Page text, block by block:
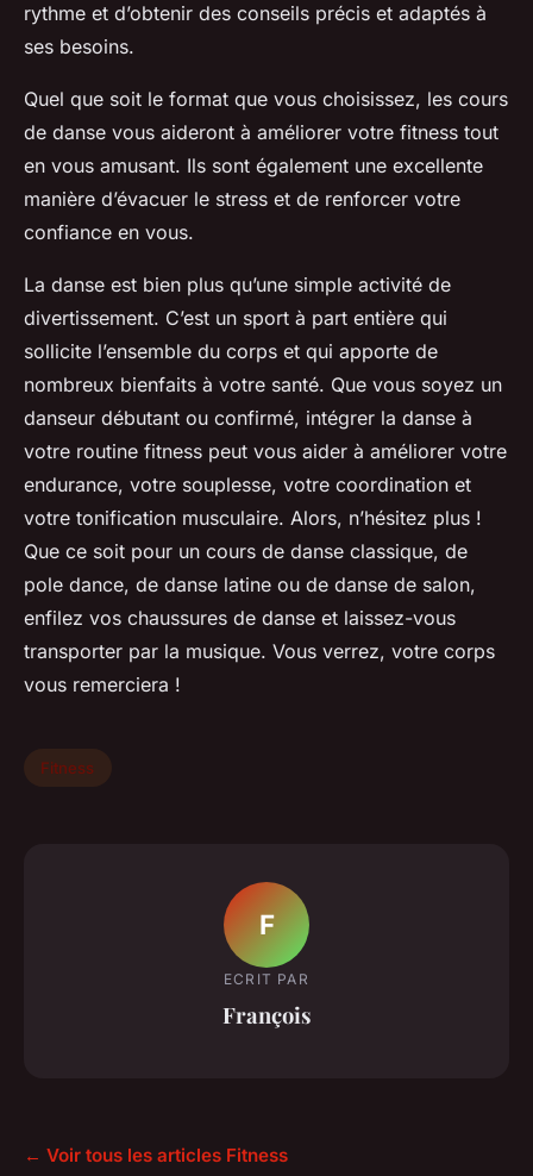
rythme et d’obtenir des conseils précis et adaptés à
ses besoins.
Quel que soit le format que vous choisissez, les cours
de danse vous aideront à améliorer votre fitness tout
en vous amusant. Ils sont également une excellente
manière d’évacuer le stress et de renforcer votre
confiance en vous.
La danse est bien plus qu’une simple activité de
divertissement. C’est un sport à part entière qui
sollicite l’ensemble du corps et qui apporte de
nombreux bienfaits à votre santé. Que vous soyez un
danseur débutant ou confirmé, intégrer la danse à
votre routine fitness peut vous aider à améliorer votre
endurance, votre souplesse, votre coordination et
votre tonification musculaire. Alors, n’hésitez plus !
Que ce soit pour un cours de danse classique, de
pole dance, de danse latine ou de danse de salon,
enfilez vos chaussures de danse et laissez-vous
transporter par la musique. Vous verrez, votre corps
vous remerciera !
Fitness
F
ECRIT PAR
François
← Voir tous les articles Fitness